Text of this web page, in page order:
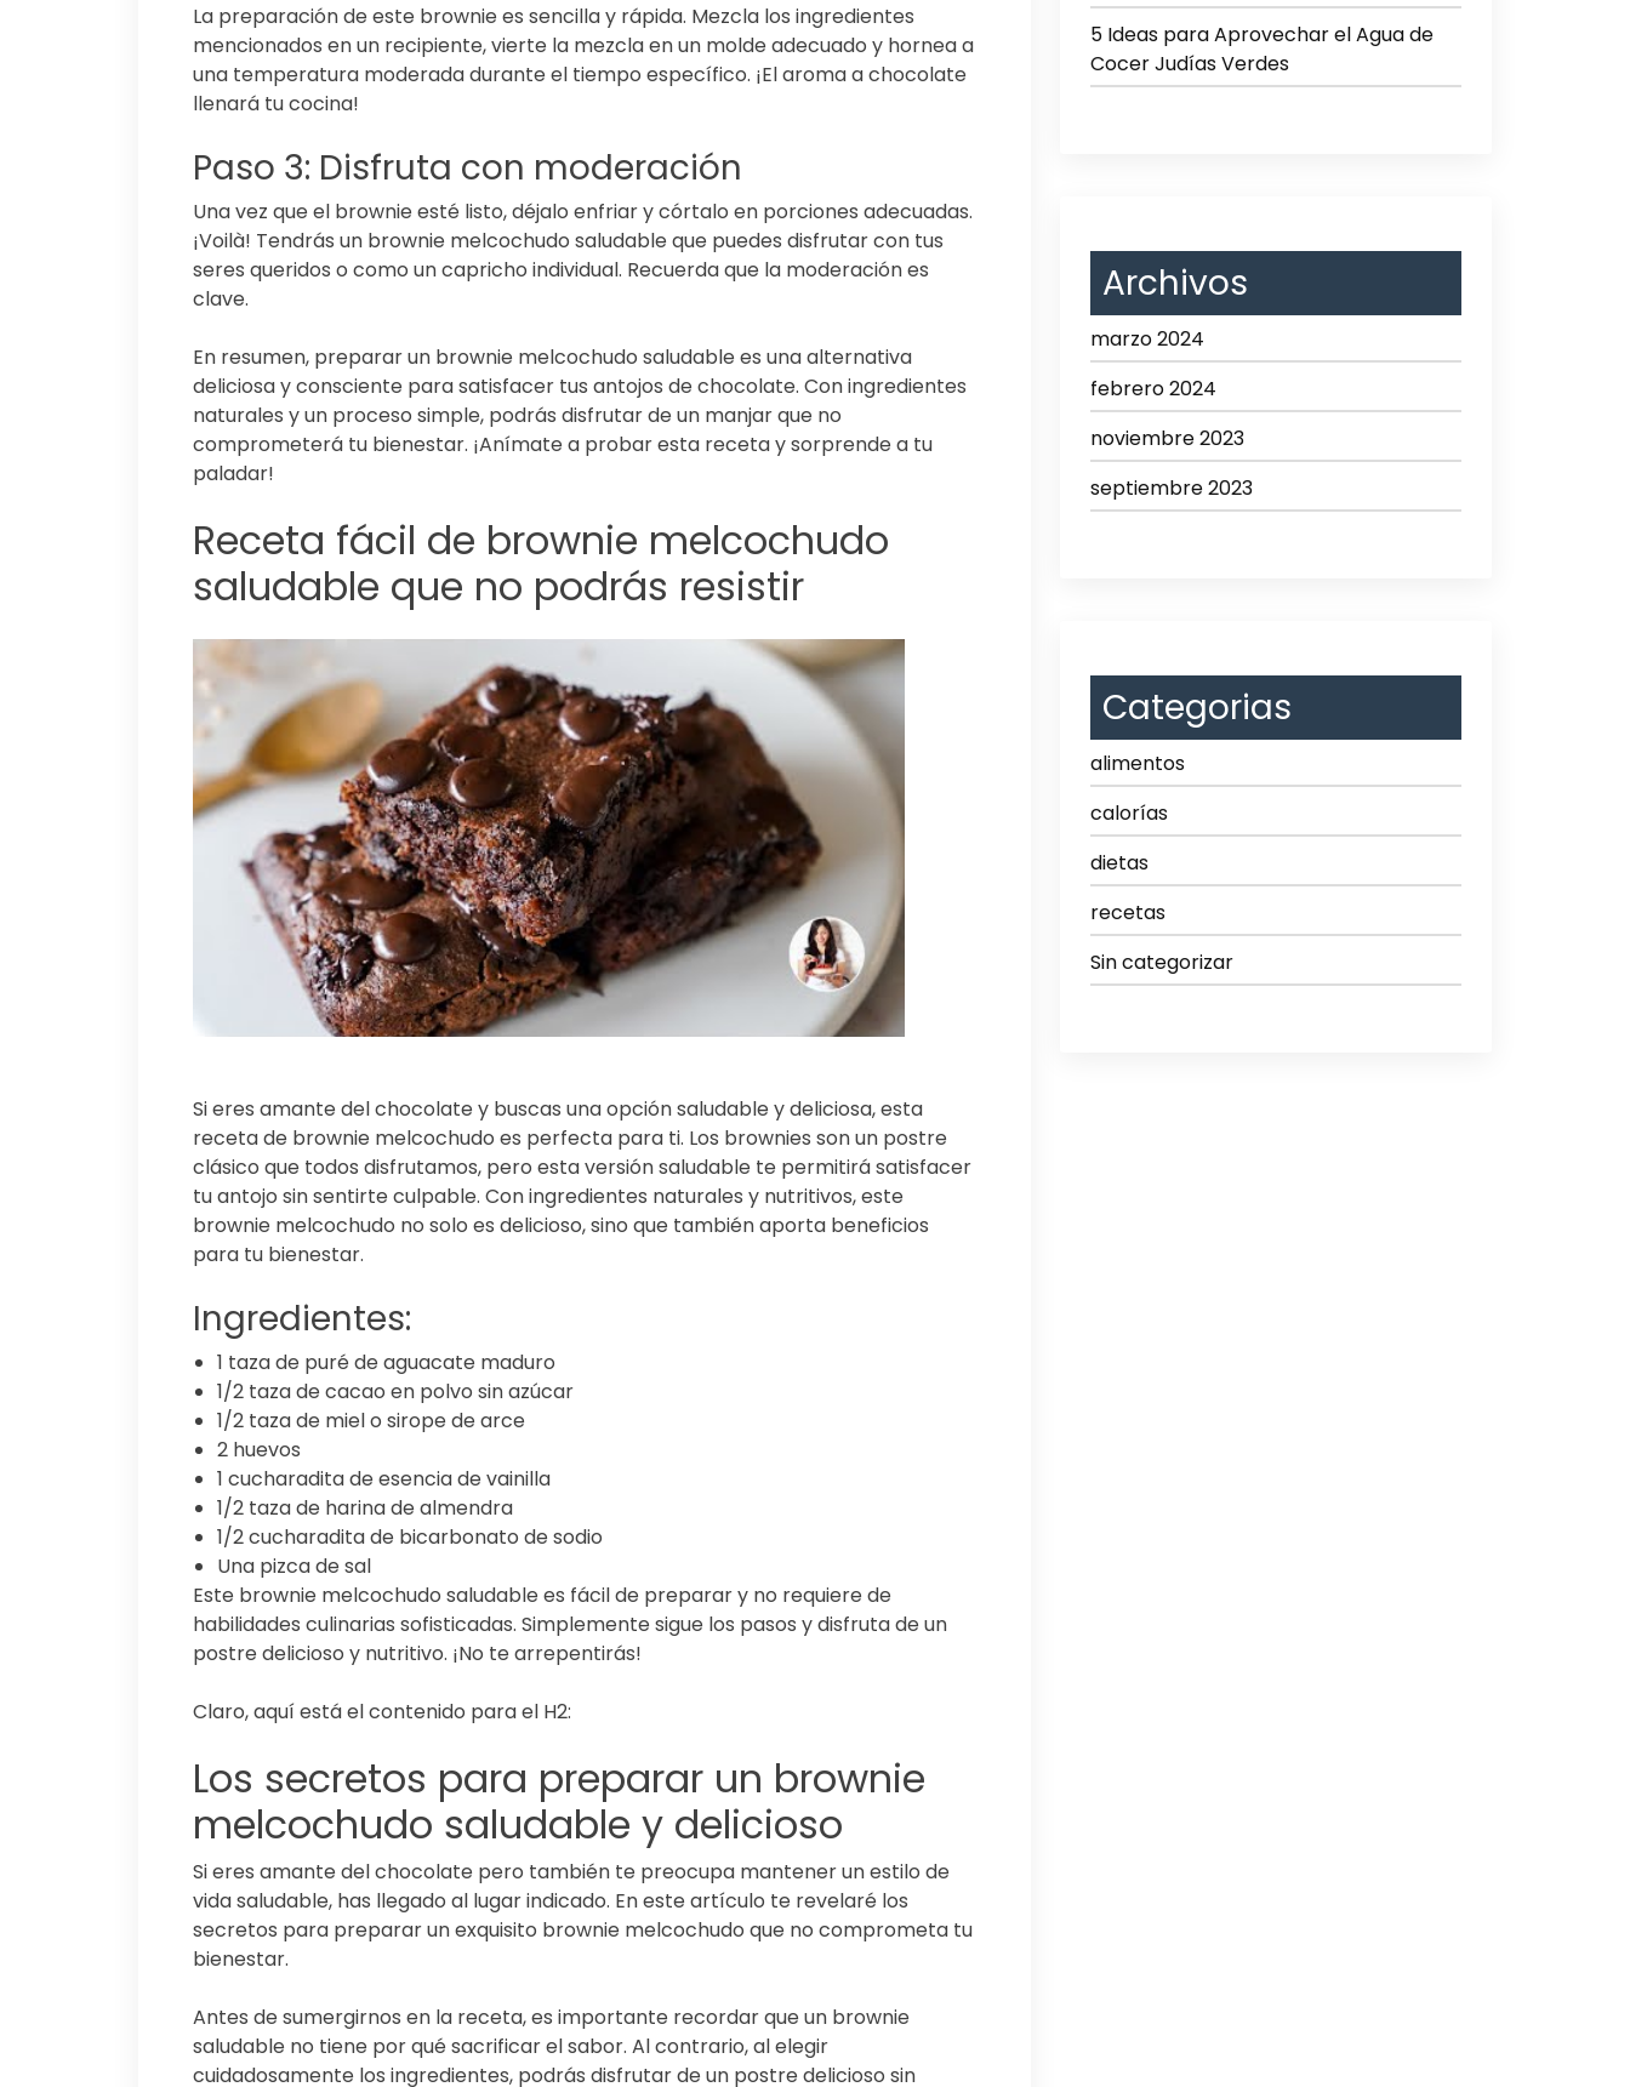
La preparación de este brownie es sencilla y rápida. Mezcla los ingredientes
mencionados en un recipiente, vierte la mezcla en un molde adecuado y hornea a
una temperatura moderada durante el tiempo específico. ¡El aroma a chocolate
llenará tu cocina!
Paso 3: Disfruta con moderación
Una vez que el brownie esté listo, déjalo enfriar y córtalo en porciones adecuadas.
¡Voilà! Tendrás un brownie melcochudo saludable que puedes disfrutar con tus
seres queridos o como un capricho individual. Recuerda que la moderación es
clave.
En resumen, preparar un brownie melcochudo saludable es una alternativa
deliciosa y consciente para satisfacer tus antojos de chocolate. Con ingredientes
naturales y un proceso simple, podrás disfrutar de un manjar que no
comprometerá tu bienestar. ¡Anímate a probar esta receta y sorprende a tu
paladar!
Receta fácil de brownie melcochudo
saludable que no podrás resistir
Si eres amante del chocolate y buscas una opción saludable y deliciosa, esta
receta de brownie melcochudo es perfecta para ti. Los brownies son un postre
clásico que todos disfrutamos, pero esta versión saludable te permitirá satisfacer
tu antojo sin sentirte culpable. Con ingredientes naturales y nutritivos, este
brownie melcochudo no solo es delicioso, sino que también aporta beneficios
para tu bienestar.
Ingredientes:
1 taza de puré de aguacate maduro
1/2 taza de cacao en polvo sin azúcar
1/2 taza de miel o sirope de arce
2 huevos
1 cucharadita de esencia de vainilla
1/2 taza de harina de almendra
1/2 cucharadita de bicarbonato de sodio
Una pizca de sal
Este brownie melcochudo saludable es fácil de preparar y no requiere de
habilidades culinarias sofisticadas. Simplemente sigue los pasos y disfruta de un
postre delicioso y nutritivo. ¡No te arrepentirás!
Claro, aquí está el contenido para el H2:
Los secretos para preparar un brownie
melcochudo saludable y delicioso
Si eres amante del chocolate pero también te preocupa mantener un estilo de
vida saludable, has llegado al lugar indicado. En este artículo te revelaré los
secretos para preparar un exquisito brownie melcochudo que no comprometa tu
bienestar.
Antes de sumergirnos en la receta, es importante recordar que un brownie
saludable no tiene por qué sacrificar el sabor. Al contrario, al elegir
cuidadosamente los ingredientes, podrás disfrutar de un postre delicioso sin
5 Ideas para Aprovechar el Agua de
Cocer Judías Verdes
Archivos
marzo 2024
febrero 2024
noviembre 2023
septiembre 2023
Categorias
alimentos
calorías
dietas
recetas
Sin categorizar